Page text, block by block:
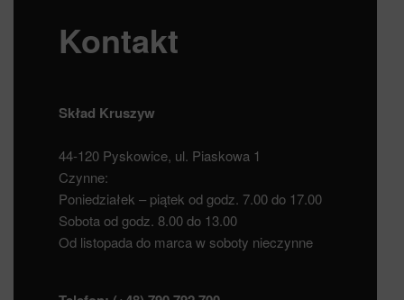
Kontakt
Skład Kruszyw
44-120 Pyskowice, ul. Piaskowa 1
Czynne:
Poniedziałek – piątek od godz. 7.00 do 17.00
Sobota od godz. 8.00 do 13.00
Od listopada do marca w soboty nieczynne